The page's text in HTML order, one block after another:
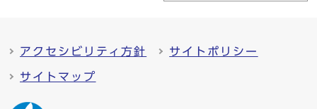
アクセシビリティ方針 サイトポリシー
サイトマップ